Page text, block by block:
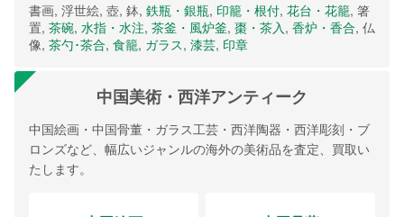
書画, 浮世絵, 壺, 鉢, 鉄瓶・銀瓶, 印籠・根付, 花台・花籠, 箸
置, 茶碗, 水指・水注, 茶釜・風炉釜, 棗・茶入, 香炉・香合, 仏
像, 茶勺･茶合, 食籠, ガラス, 漆芸, 印章
中国美術・西洋アンティーク
中国絵画・中国骨董・ガラス工芸・西洋陶器・西洋彫刻・ブ
ロンズなど、幅広いジャンルの海外の美術品を査定、買取い
たします。